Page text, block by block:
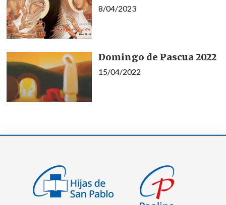
8/04/2023
Domingo de Pascua 2022
15/04/2022